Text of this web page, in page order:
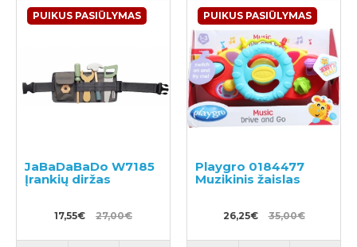
PUIKUS PASIŪLYMAS
JaBaDaBaDo W7185
Įrankių diržas
17,55€ 27,00€
PUIKUS PASIŪLYMAS
Playgro 0184477
Muzikinis žaislas
26,25€ 35,00€